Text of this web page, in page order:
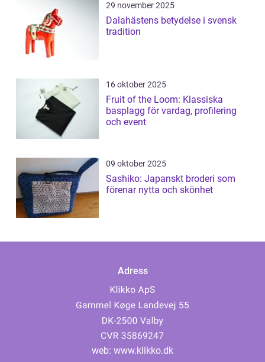
29 november 2025
Dalahästens betydelse i svensk
tradition
16 oktober 2025
Fruit of the Loom: Klassiska
basplagg för vardag, profilering
och event
09 oktober 2025
Sashiko: Japanskt broderi som
förenar nytta och skönhet
Adress
web: www.klikko.dk